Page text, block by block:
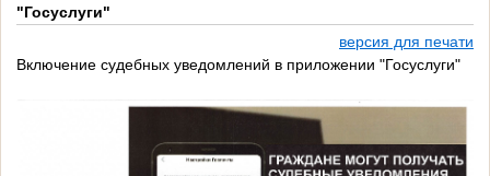
"Госуслуги"
версия для печати
Включение судебных уведомлений в приложении "Госуслуги"